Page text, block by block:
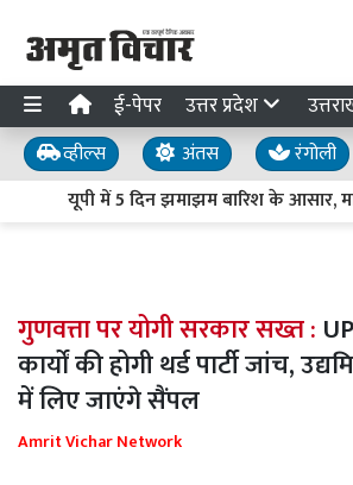
ई-पेपर उत्तर प्रदेश
व्हील्स अंतस रंगोली
यूपी में 5 दिन झमाझम बारिश के आसार,
गुणवत्ता पर योगी सरकार सख्त :
कार्यों की होगी थर्ड पार्टी जांच,
में लिए जाएंगे सैंपल
Amrit Vichar Network